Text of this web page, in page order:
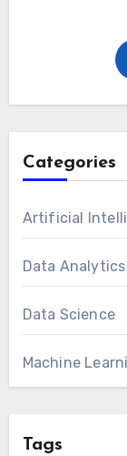
Categories
Artificial
Data Analytics
Data Science
Machine
Tags